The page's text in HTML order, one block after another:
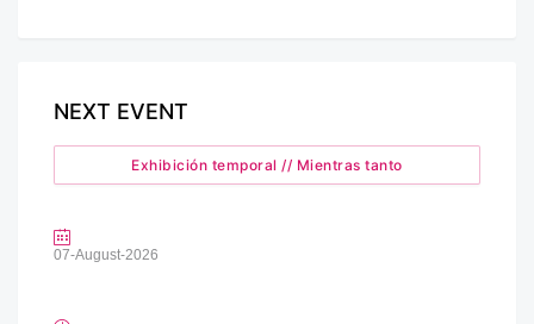
NEXT EVENT
Exhibición temporal // Mientras tanto
07-August-2026